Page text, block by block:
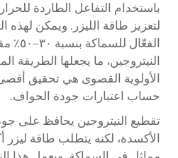
باستخدام التفاعل الطاردة
لتعزيز طاقة الليزر. ويمكن لهذه
الفعّال
النيتروجين، ما يجعلها الطريقة
الأولوية القصوى هي تحقيق
حساب اعتبارات جودة الحواف.
تقطيع النيتروجين يحافظ على
الأكسدة، لكنه يتطلب طاقة ليزر